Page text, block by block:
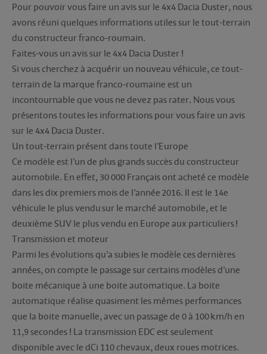
Pour pouvoir vous faire un avis sur le 4x4 Dacia Duster, nous
avons réuni quelques informations utiles sur le tout-terrain
du constructeur franco-roumain.
Faites-vous un avis sur le 4x4 Dacia Duster !
Si vous cherchez à acquérir un nouveau véhicule, ce tout-
terrain de la marque franco-roumaine est un
incontournable que vous ne devez pas rater. Nous vous
présentons toutes les informations pour vous faire un avis
sur le 4x4 Dacia Duster.
Un tout-terrain présent dans toute l’Europe
Ce modèle est l’un de plus grands succès du constructeur
automobile. En effet, 30 000 Français ont acheté ce modèle
dans les dix premiers mois de l’année 2016. Il est le 14e
véhicule le plus vendu sur le marché automobile, et le
deuxième SUV le plus vendu en Europe aux particuliers !
Transmission et moteur
Parmi les évolutions qu’a subies le modèle ces dernières
années, on compte le passage sur certains modèles d’une
boite mécanique à une boite automatique. La boite
automatique réalise quasiment les mêmes performances
que la boite manuelle, avec un passage de 0 à 100 km/h en
11,9 secondes ! La transmission EDC est seulement
disponible avec le dCi 110 chevaux, deux roues motrices.